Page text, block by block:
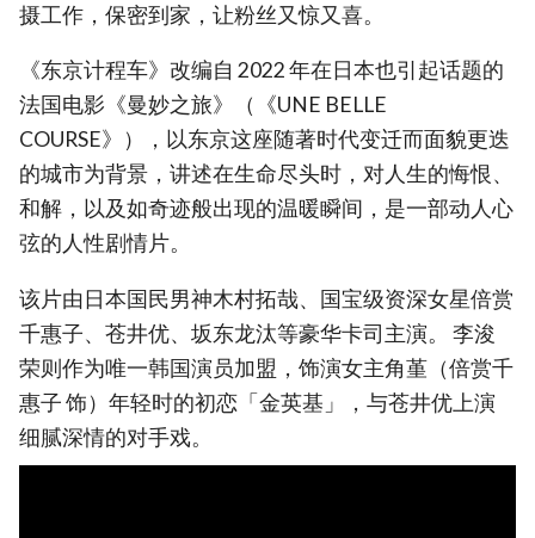
摄工作，保密到家，让粉丝又惊又喜。
《东京计程车》改编自 2022 年在日本也引起话题的
法国电影《曼妙之旅》（《UNE BELLE
COURSE》），以东京这座随著时代变迁而面貌更迭
的城市为背景，讲述在生命尽头时，对人生的悔恨、
和解，以及如奇迹般出现的温暖瞬间，是一部动人心
弦的人性剧情片。
该片由日本国民男神木村拓哉、国宝级资深女星倍赏
千惠子、苍井优、坂东龙汰等豪华卡司主演。 李浚
荣则作为唯一韩国演员加盟，饰演女主角堇（倍赏千
惠子 饰）年轻时的初恋「金英基」，与苍井优上演
细腻深情的对手戏。